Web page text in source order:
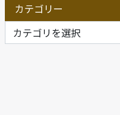
カテゴリー